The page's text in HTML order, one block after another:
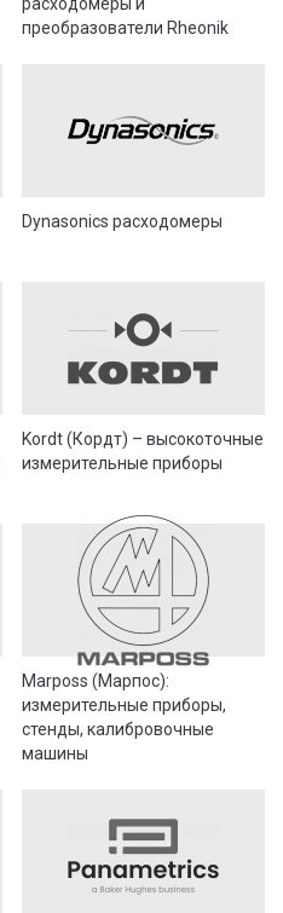
преобразователи Rheonik
Dynasonics расходомеры
Kordt (Кордт) – высокоточные
измерительные приборы
Marposs (Марпос):
измерительные приборы,
стенды, калибровочные
машины